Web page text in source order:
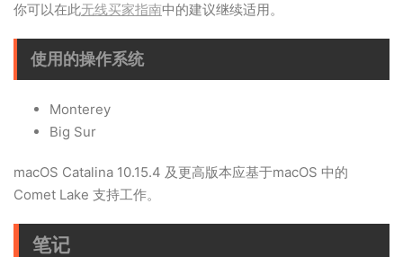
你可以在此无线买家指南中的建议继续适用。
使用的操作系统
Monterey
Big Sur
macOS Catalina 10.15.4 及更高版本应基于macOS 中的
Comet Lake 支持工作。
笔记